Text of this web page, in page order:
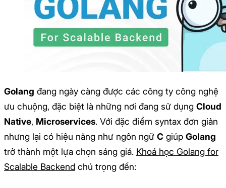
Golang đang ngày càng được các công ty công nghệ
ưu chuộng, đặc biệt là những nơi đang sử dụng Cloud
Native, Microservices. Với đặc điểm syntax đơn giản
nhưng lại có hiệu năng như ngôn ngữ C giúp Golang
trở thành một lựa chọn sáng giá. Khoá học Golang for
Scalable Backend chú trọng đến: